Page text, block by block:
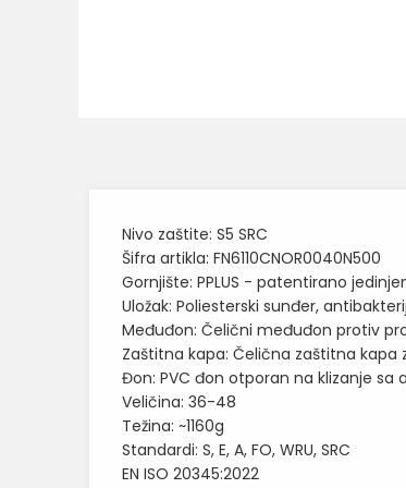
Nivo zaštite: S5 SRC
Šifra artikla: FN6110CNOR0040N500
Gornjište: PPLUS - patentirano
Uložak: Poliesterski sunđer,
Međuđon: Čelični međuđon protiv
Zaštitna kapa: Čelična zaštitna kapa
Đon: PVC đon otporan na klizanje sa
Veličina: 36-48
Težina: ~1160g
Standardi: S, E, A, FO, WRU, SRC
EN ISO 20345:2022